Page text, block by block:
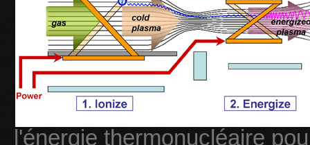
l'énergie thermonucléaire